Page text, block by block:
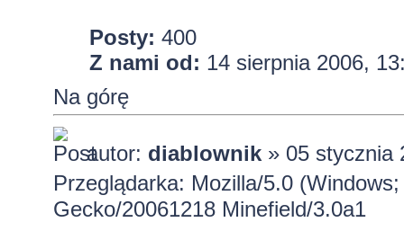
Posty: 400
Z nami od: 14 sierpnia 2006,
Na górę
autor: diablownik» 05 stycznia
Przeglądarka: Mozilla/5.0
Gecko/20061218 Minefield/3.0a1